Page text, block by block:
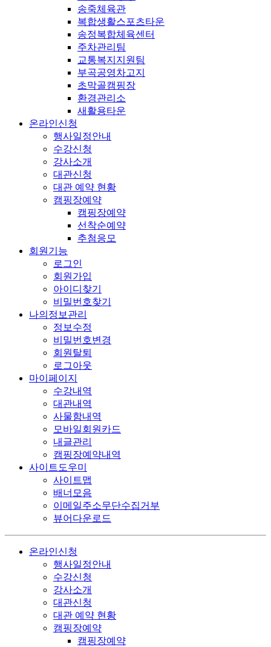
송죽체육관
복합생활스포츠타운
송정복합체육센터
주차관리팀
교통복지지원팀
부곡공영차고지
초막골캠핑장
환경관리소
새활용타운
온라인신청
행사일정안내
수강신청
강사소개
대관신청
대관 예약 현황
캠핑장예약
캠핑장예약
선착순예약
추첨응모
회원기능
로그인
회원가입
아이디찾기
비밀번호찾기
나의정보관리
정보수정
비밀번호변경
회원탈퇴
로그아웃
마이페이지
수강내역
대관내역
사물함내역
모바일회원카드
내글관리
캠핑장예약내역
사이트도우미
사이트맵
배너모음
이메일주소무단수집거부
뷰어다운로드
온라인신청
행사일정안내
수강신청
강사소개
대관신청
대관 예약 현황
캠핑장예약
캠핑장예약